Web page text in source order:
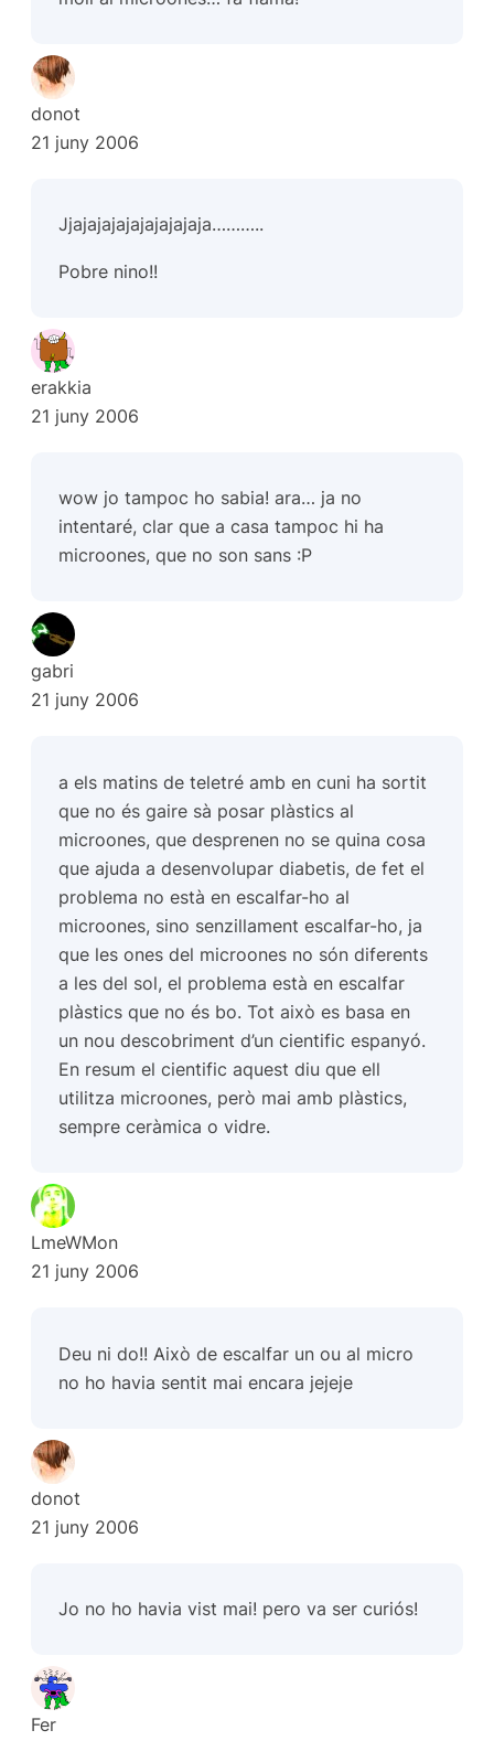
donot
21 juny 2006
Jjajajajajajajajajaja………..
Pobre nino!!
erakkia
21 juny 2006
wow jo tampoc ho sabia! ara… ja no
intentaré, clar que a casa tampoc hi ha
microones, que no son sans :P
gabri
21 juny 2006
a els matins de teletré amb en cuni ha sortit
que no és gaire sà posar plàstics al
microones, que desprenen no se quina cosa
que ajuda a desenvolupar diabetis, de fet el
problema no està en escalfar-ho al
microones, sino senzillament escalfar-ho, ja
que les ones del microones no són diferents
a les del sol, el problema està en escalfar
plàstics que no és bo. Tot això es basa en
un nou descobriment d’un cientific espanyó.
En resum el cientific aquest diu que ell
utilitza microones, però mai amb plàstics,
sempre ceràmica o vidre.
LmeWMon
21 juny 2006
Deu ni do!! Això de escalfar un ou al micro
no ho havia sentit mai encara jejeje
donot
21 juny 2006
Jo no ho havia vist mai! pero va ser curiós!
Fer